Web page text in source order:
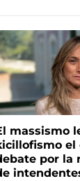
massismo
el
por la